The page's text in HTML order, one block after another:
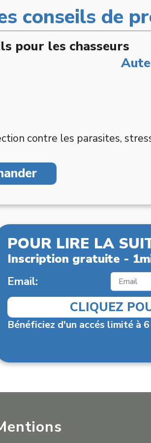
conseils de
pour les chasseurs
contre les parasites,
POUR LIRE LA
Inscription gratuite -
Email:
CLIQUEZ
Bénéficiez d'un accés limité à